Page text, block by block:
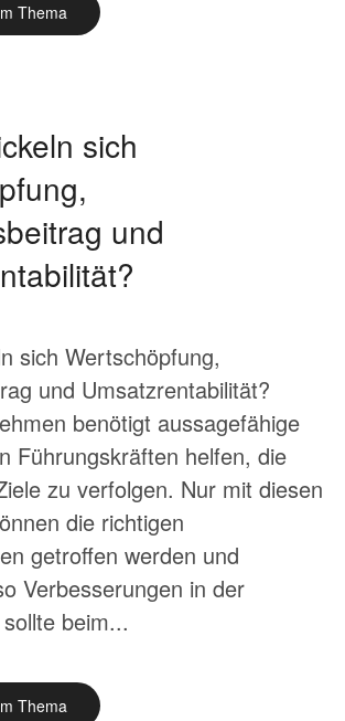
Thema
sich
und
sich Wertschöpfung,
und Umsatzrentabilität?
benötigt aussagefähige
Führungskräften helfen, die
zu verfolgen. Nur mit diesen
die richtigen
getroffen werden und
Verbesserungen in der
beim...
Thema